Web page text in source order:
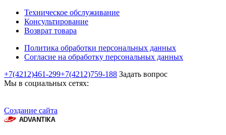
Техническое обслуживание
Консультирование
Возврат товара
Политика обработки персональных данных
Согласие на обработку персональных данных
+7(4212)461-299+7(4212)759-188 Задать вопрос
Мы в социальных сетях:
Создание сайта